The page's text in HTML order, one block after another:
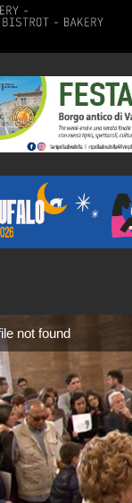
not found